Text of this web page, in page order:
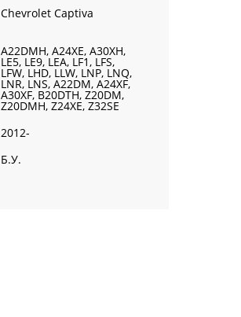
Chevrolet Captiva
A22DMH, A24XE, A30XH,
LE5, LE9, LEA, LF1, LFS,
LFW, LHD, LLW, LNP, LNQ,
LNR, LNS, A22DM, A24XF,
A30XF, B20DTH, Z20DM,
Z20DMH, Z24XE, Z32SE
2012-
Б.У.